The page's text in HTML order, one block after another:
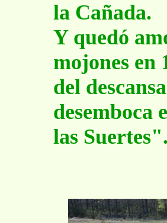
la Cañada.
Y quedó
mojones en
del
desemboca
las Suertes".